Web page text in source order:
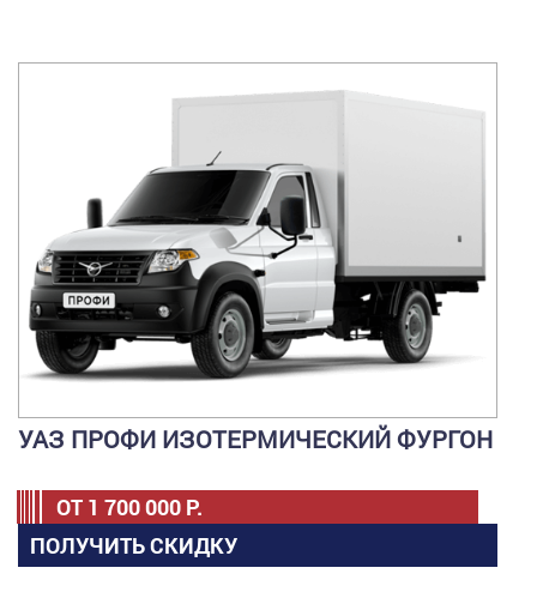
УАЗ ПРОФИ ИЗОТЕРМИЧЕСКИЙ ФУРГОН
ОТ 1 700 000 Р.
ПОЛУЧИТЬ СКИДКУ